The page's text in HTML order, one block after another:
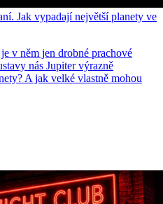
Jak vypadají největší planety ve
v něm jen drobné prachové
nás Jupiter výrazně
A jak velké vlastně mohou